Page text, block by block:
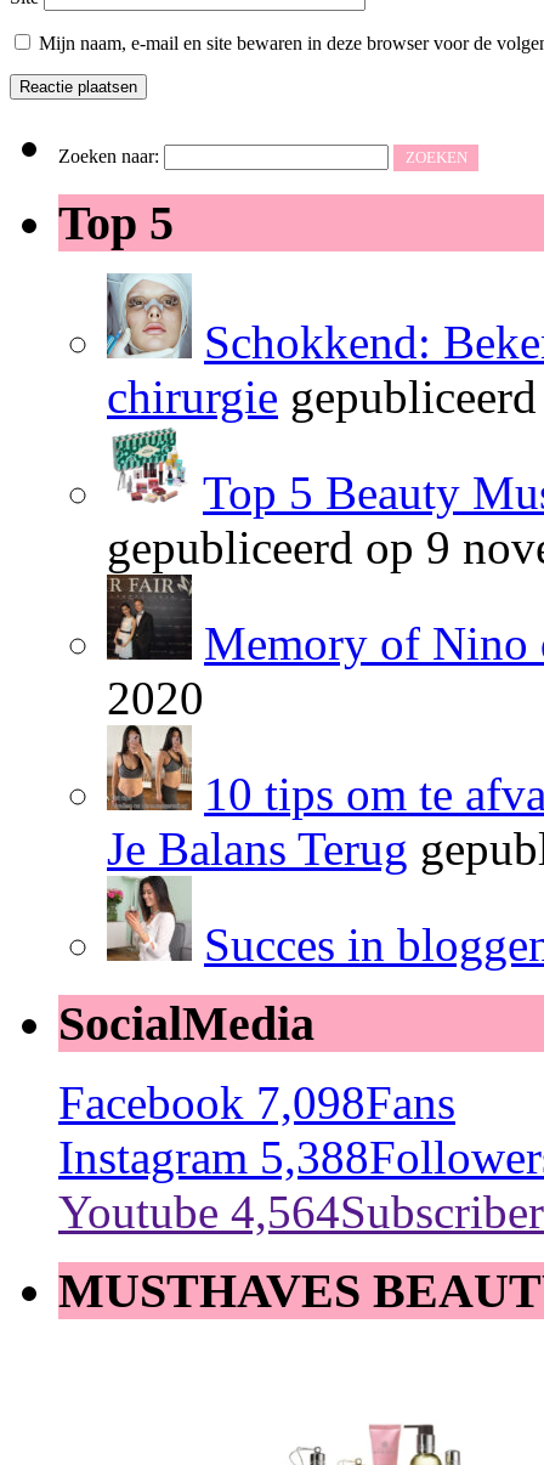
Mijn naam, e-mail en site bewaren in deze browser voor de
Zoeken naar:
Top 5
Schokkend:
chirurgie
Top 5 Beauty
gepubliceerd op 9
Memory of Nino
2020
10 tips om te
Je Balans Terug
Succes in
SocialMedia
Facebook 7,098Fans
Instagram 5,388
Youtube 4,564Subscriber
MUSTHAVES